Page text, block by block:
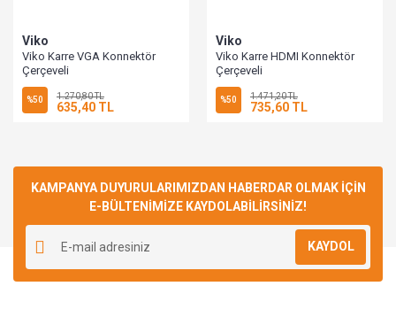
Viko
Viko Karre VGA Konnektör
Çerçeveli
%50 1.270,80 TL
635,40 TL
Viko
Viko Karre HDMI Konnektör
Çerçeveli
%50 1.471,20 TL
735,60 TL
KAMPANYA DUYURULARIMIZDAN HABERDAR OLMAK İÇİN
E-BÜLTENİMİZE KAYDOLABİLİRSİNİZ!
KAYDOL